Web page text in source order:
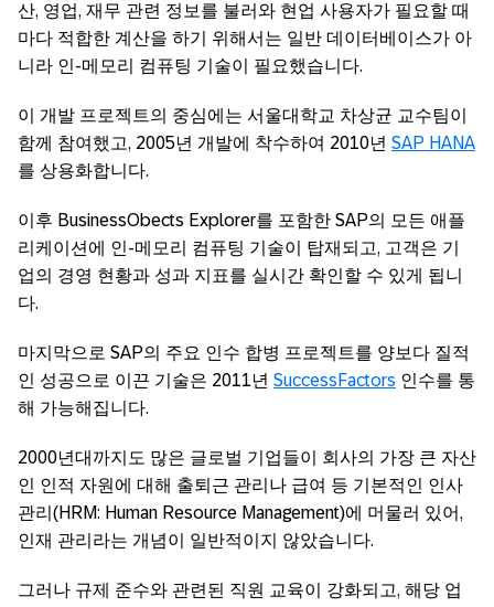
산, 영업, 재무 관련 정보를 불러와 현업 사용자가 필요할 때
마다 적합한 계산을 하기 위해서는 일반 데이터베이스가 아
니라 인-메모리 컴퓨팅 기술이 필요했습니다.
이 개발 프로젝트의 중심에는 서울대학교 차상균 교수팀이
함께 참여했고, 2005년 개발에 착수하여 2010년 SAP HANA
를 상용화합니다.
이후 BusinessObects Explorer를 포함한 SAP의 모든 애플
리케이션에 인-메모리 컴퓨팅 기술이 탑재되고, 고객은 기
업의 경영 현황과 성과 지표를 실시간 확인할 수 있게 됩니
다.
마지막으로 SAP의 주요 인수 합병 프로젝트를 양보다 질적
인 성공으로 이끈 기술은 2011년 SuccessFactors 인수를 통
해 가능해집니다.
2000년대까지도 많은 글로벌 기업들이 회사의 가장 큰 자산
인 인적 자원에 대해 출퇴근 관리나 급여 등 기본적인 인사
관리(HRM: Human Resource Management)에 머물러 있어,
인재 관리라는 개념이 일반적이지 않았습니다.
그러나 규제 준수와 관련된 직원 교육이 강화되고, 해당 업